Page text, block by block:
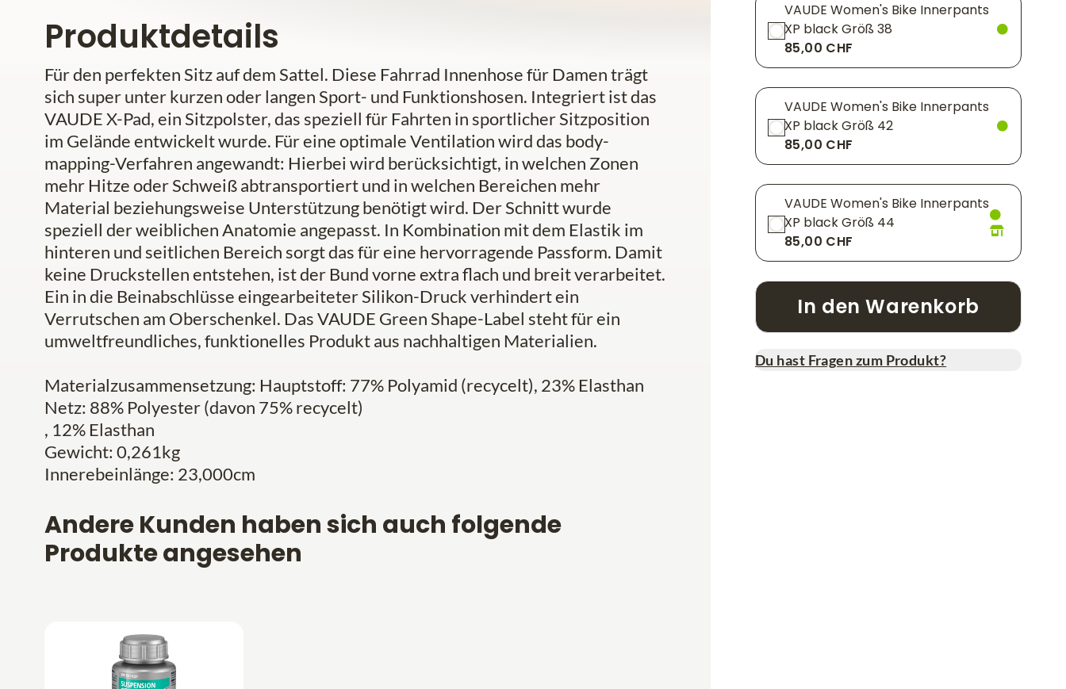
Produktdetails
Für den perfekten Sitz auf dem Sattel. Diese Fahrrad Innenhose für Damen trägt
sich super unter kurzen oder langen Sport- und Funktionshosen. Integriert ist das
VAUDE X-Pad, ein Sitzpolster, das speziell für Fahrten in sportlicher Sitzposition
im Gelände entwickelt wurde. Für eine optimale Ventilation wird das body-
mapping-Verfahren angewandt: Hierbei wird berücksichtigt, in welchen Zonen
mehr Hitze oder Schweiß abtransportiert und in welchen Bereichen mehr
Material beziehungsweise Unterstützung benötigt wird. Der Schnitt wurde
speziell der weiblichen Anatomie angepasst. In Kombination mit dem Elastik im
hinteren und seitlichen Bereich sorgt das für eine hervorragende Passform. Damit
keine Druckstellen entstehen, ist der Bund vorne extra flach und breit verarbeitet.
Ein in die Beinabschlüsse eingearbeiteter Silikon-Druck verhindert ein
Verrutschen am Oberschenkel. Das VAUDE Green Shape-Label steht für ein
umweltfreundliches, funktionelles Produkt aus nachhaltigen Materialien.
Materialzusammensetzung: Hauptstoff: 77% Polyamid (recycelt), 23% Elasthan
Netz: 88% Polyester (davon 75% recycelt)
, 12% Elasthan
Gewicht: 0,261kg
Innerebeinlänge: 23,000cm
Andere Kunden haben sich auch folgende
Produkte angesehen
VAUDE Women's Bike Innerpants
XP black Größ 38
85,00 CHF
VAUDE Women's Bike Innerpants
XP black Größ 42
85,00 CHF
VAUDE Women's Bike Innerpants
XP black Größ 44
85,00 CHF
In den Warenkorb
Du hast Fragen zum Produkt?